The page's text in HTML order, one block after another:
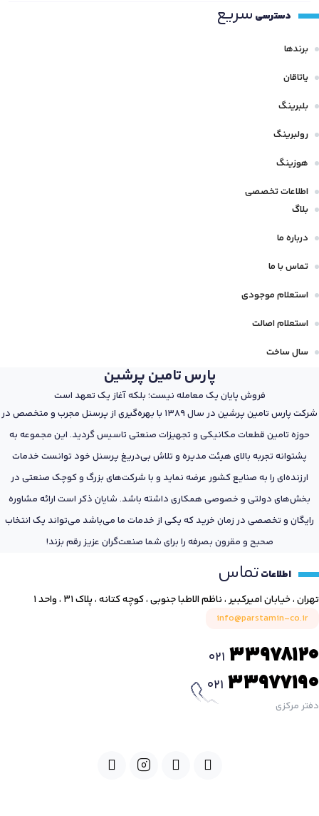
دسترسی سریع
برندها
یاتاقان
بلبرینگ
رولبرینگ
هوزینگ
اطلاعات تخصصی
بلاگ
درباره ما
تماس با ما
استعلام موجودی
استعلام اصالت
سال ساخت
پارس تامین پرشین
فروش پایان یک معامله نیست؛ بلکه آغاز یک تعهد است
شرکت پارس تامین پرشین در سال 1389 با بهره‌گیری از پرسنل مجرب و متخصص در
حوزه تامین قطعات مکانیکی و تجهیزات صنعتی تاسیس گردید. این مجموعه به
پشتوانه تجربه بالای هیئت مدیره و تلاش بی‌دریغ پرسنل خود توانست خدمات
ارزنده‌ای را به صنایع کشور عرضه نماید و با شرکت‌های بزرگ و کوچک صنعتی در
بخش‌های دولتی و خصوصی همکاری داشته باشد. شایان ذکر است ارائه مشاوره
رایگان و تخصصی در زمان خرید که یکی از خدمات ما می‌باشد می‌تواند یک انتخاب
صحیح و مقرون بصرفه را برای شما صنعت‌گران عزیز رقم بزند!
اطلاعاتتماس
تهران ، خیابان امیرکبیر ، ناظم الاطبا جنوبی ، کوچه کتانه ، پلاک ۳۱ ، واحد ۱
info@parstamin-co.ir
021 33978120
021 33977190
دفتر مرکزی